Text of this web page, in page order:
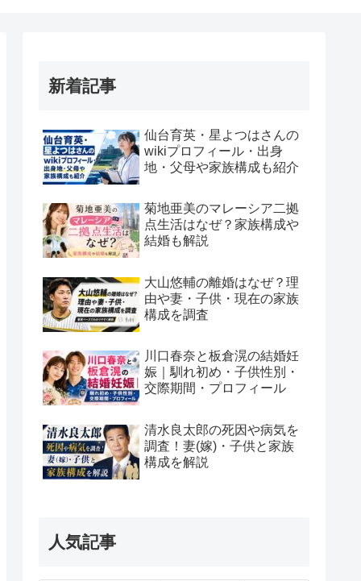
新着記事
仙台育英・星よつはさんの
wikiプロフィール・出身
地・父母や家族構成も紹介
菊地亜美のマレーシア二拠
点生活はなぜ？家族構成や
結婚も解説
大山悠輔の離婚はなぜ？理
由や妻・子供・現在の家族
構成を調査
川口春奈と板倉滉の結婚妊
娠｜馴れ初め・子供性別・
交際期間・プロフィール
清水良太郎の死因や病気を
調査！妻(嫁)・子供と家族
構成を解説
人気記事